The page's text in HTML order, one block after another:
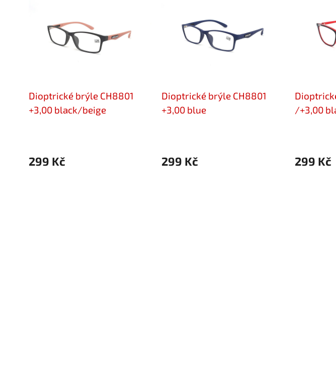
Dioptrické brýle CH8801
+3,00 black/beige
299 Kč
Dioptrické brýle CH8801
+3,00 blue
299 Kč
/+3,00
299 Kč